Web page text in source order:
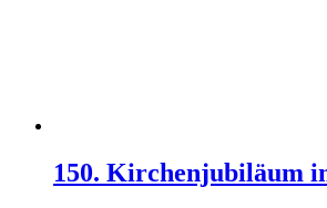
150. Kirchenjubiläum